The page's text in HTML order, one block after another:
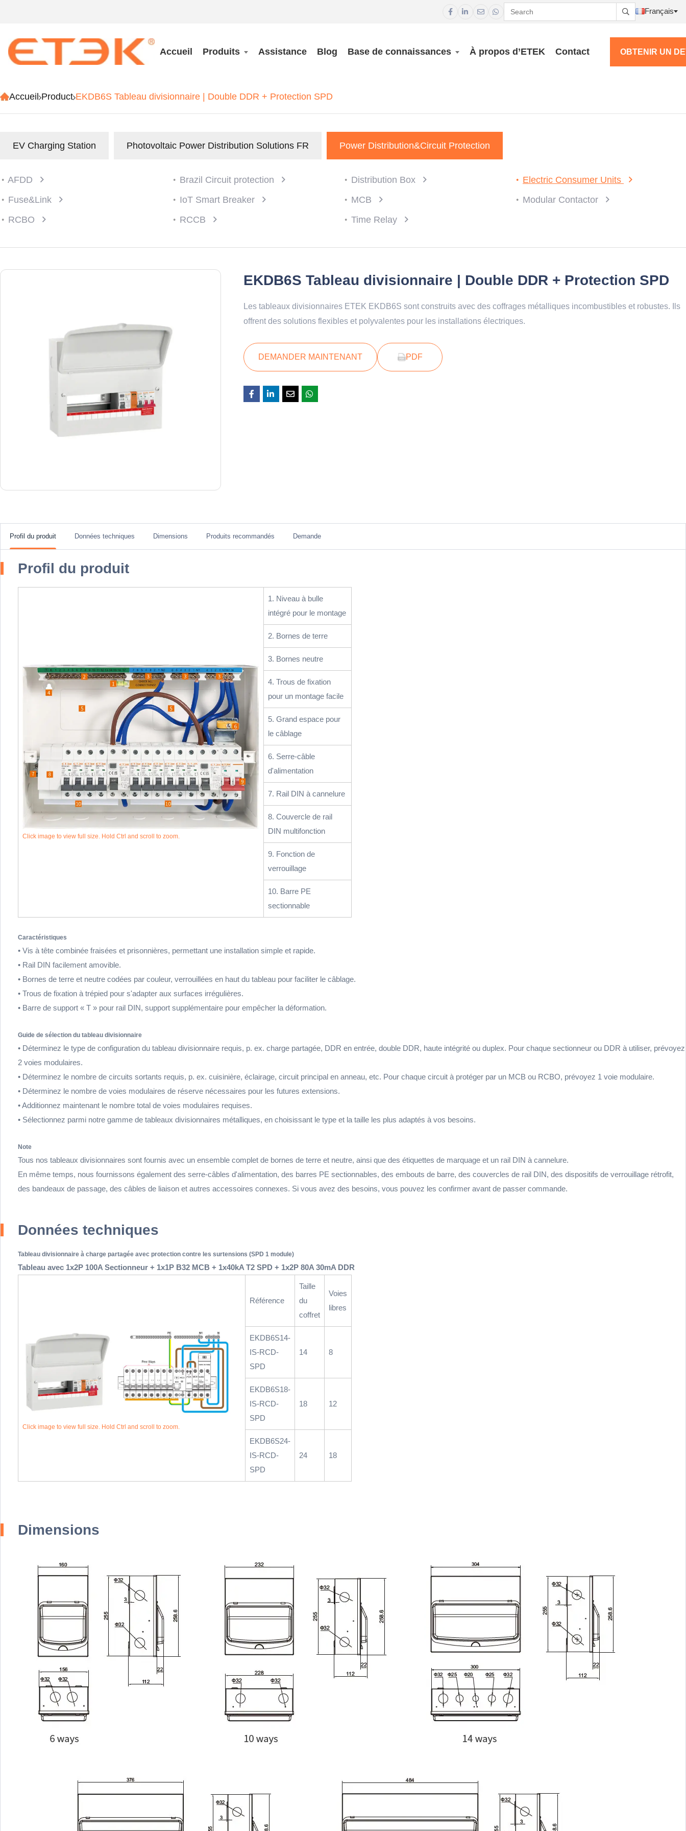
     Français
Accueil Produits Assistance Blog Base de connaissances À propos d’ETEK Contact OBTENIR UN
Accueil Product EKDB6S Tableau divisionnaire | Double DDR + Protection SPD
EV Charging Station Photovoltaic Power Distribution Solutions FR Power Distribution&Circuit Protection
AFDD Brazil Circuit protection Distribution Box
Electric Consumer Units
Fuse&Link
IoT Smart Breaker MCB
Modular Contactor
RCBO
RCCB Time Relay
EKDB6S Tableau divisionnaire | Double DDR + Protection SPD
Les tableaux divisionnaires ETEK EKDB6S sont construits avec des coffrages métalliques incombustibles et robustes. Ils
offrent des solutions flexibles et polyvalentes pour les installations électriques.
DEMANDER MAINTENANT PDF
Profil du produit Données techniques Dimensions Produits recommandés Demande
Profil du produit
Click image to view full size. Hold Ctrl and scroll to zoom.
1. Niveau à bulle
intégré pour le montage
2. Bornes de terre
3. Bornes neutre
4. Trous de fixation
pour un montage facile
5. Grand espace pour
le câblage
6. Serre-câble
d'alimentation
7. Rail DIN à cannelure
8. Couvercle de rail
DIN multifonction
9. Fonction de
verrouillage
10. Barre PE
sectionnable
Caractéristiques
• Vis à tête combinée fraisées et prisonnières, permettant une installation simple et rapide.
• Rail DIN facilement amovible.
• Bornes de terre et neutre codées par couleur, verrouillées en haut du tableau pour faciliter le câblage.
• Trous de fixation à trépied pour s'adapter aux surfaces irrégulières.
• Barre de support « T » pour rail DIN, support supplémentaire pour empêcher la déformation.
Guide de sélection du tableau divisionnaire
• Déterminez le type de configuration du tableau divisionnaire requis, p. ex. charge partagée, DDR en entrée, double DDR, haute intégrité ou duplex. Pour chaque sectionneur ou DDR à utiliser, prévoyez
2 voies modulaires.
• Déterminez le nombre de circuits sortants requis, p. ex. cuisinière, éclairage, circuit principal en anneau, etc. Pour chaque circuit à protéger par un MCB ou RCBO, prévoyez 1 voie modulaire.
• Déterminez le nombre de voies modulaires de réserve nécessaires pour les futures extensions.
• Additionnez maintenant le nombre total de voies modulaires requises.
• Sélectionnez parmi notre gamme de tableaux divisionnaires métalliques, en choisissant le type et la taille les plus adaptés à vos besoins.
Note
Tous nos tableaux divisionnaires sont fournis avec un ensemble complet de bornes de terre et neutre, ainsi que des étiquettes de marquage et un rail DIN à cannelure.
En même temps, nous fournissons également des serre-câbles d'alimentation, des barres PE sectionnables, des embouts de barre, des couvercles de rail DIN, des dispositifs de verrouillage rétrofit,
des bandeaux de passage, des câbles de liaison et autres accessoires connexes. Si vous avez des besoins, vous pouvez les confirmer avant de passer commande.
Données techniques
Tableau divisionnaire à charge partagée avec protection contre les surtensions (SPD 1 module)
Tableau avec 1x2P 100A Sectionneur + 1x1P B32 MCB + 1x40kA T2 SPD + 1x2P 80A 30mA DDR
Click image to view full size. Hold Ctrl and scroll to zoom.
Référence
Taille
du
coffret
Voies
libres
EKDB6S14-
IS-RCD-
SPD
14 8
EKDB6S18-
IS-RCD-
SPD
18 12
EKDB6S24-
IS-RCD-
SPD
24 18
Dimensions